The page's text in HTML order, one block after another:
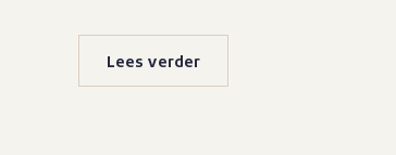
INDELING:
Lees verder